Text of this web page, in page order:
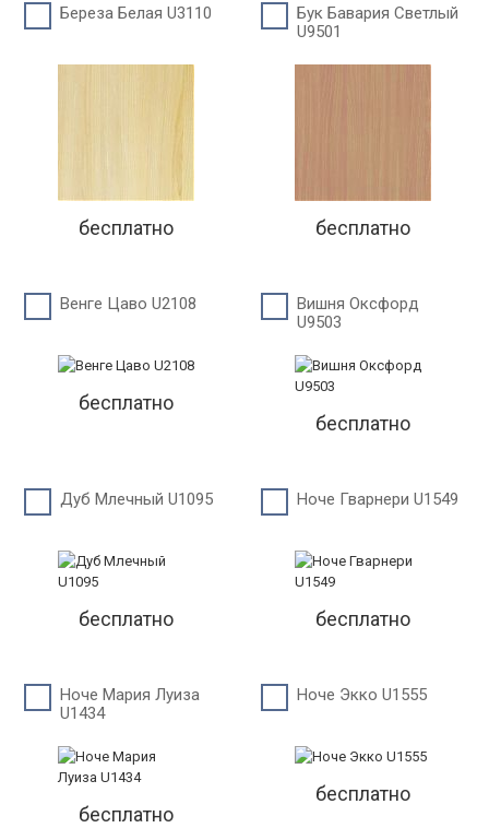
Береза Белая U3110
бесплатно
Бук Бавария Светлый
U9501
бесплатно
Венге Цаво U2108
бесплатно
Вишня Оксфорд
U9503
бесплатно
Дуб Млечный U1095
бесплатно
Ноче Гварнери U1549
бесплатно
Ноче Мария Луиза
U1434
бесплатно
Ноче Экко U1555
бесплатно